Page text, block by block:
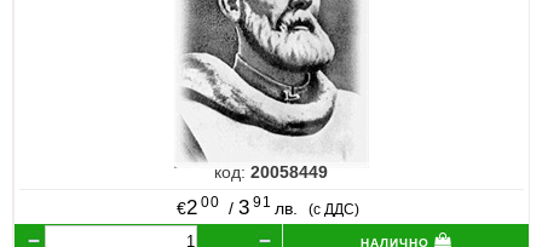
код:20058449
€2 00 / 3 91 лв. (с ДДС)
налично